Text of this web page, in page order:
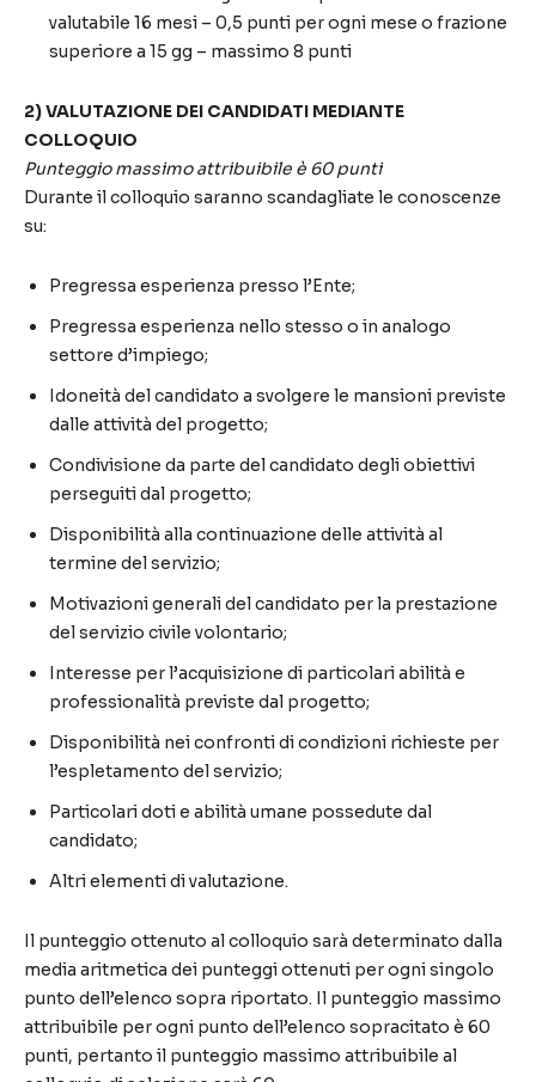
valutabile 16 mesi – 0,5 punti per ogni mese o frazione
superiore a 15 gg – massimo 8 punti
2) VALUTAZIONE DEI CANDIDATI MEDIANTE
COLLOQUIO
Punteggio massimo attribuibile è 60 punti
Durante il colloquio saranno scandagliate le conoscenze
su:
Pregressa esperienza presso l’Ente;
Pregressa esperienza nello stesso o in analogo
settore d’impiego;
Idoneità del candidato a svolgere le mansioni previste
dalle attività del progetto;
Condivisione da parte del candidato degli obiettivi
perseguiti dal progetto;
Disponibilità alla continuazione delle attività al
termine del servizio;
Motivazioni generali del candidato per la prestazione
del servizio civile volontario;
Interesse per l’acquisizione di particolari abilità e
professionalità previste dal progetto;
Disponibilità nei confronti di condizioni richieste per
l’espletamento del servizio;
Particolari doti e abilità umane possedute dal
candidato;
Altri elementi di valutazione.
Il punteggio ottenuto al colloquio sarà determinato dalla
media aritmetica dei punteggi ottenuti per ogni singolo
punto dell’elenco sopra riportato. Il punteggio massimo
attribuibile per ogni punto dell’elenco sopracitato è 60
punti, pertanto il punteggio massimo attribuibile al